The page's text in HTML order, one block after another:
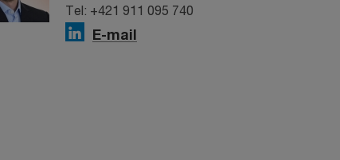
Tel: +421 911 095 740
E-mail